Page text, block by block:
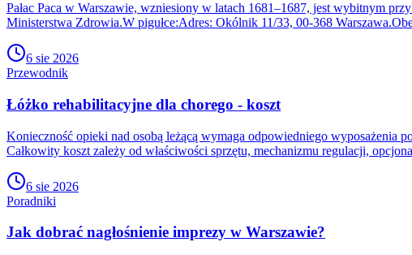
Pałac Paca w Warszawie, wzniesiony w latach 1681–1687, jest wybitnym
Ministerstwa Zdrowia.W pigułce:Adres: Okólnik 11/33, 00-368
6 sie 2026
Przewodnik
Łóżko rehabilitacyjne dla chorego - koszt
Konieczność opieki nad osobą leżącą wymaga odpowiedniego wyposażenia
Całkowity koszt zależy od właściwości sprzętu, mechanizmu regulacji,
6 sie 2026
Poradniki
Jak dobrać nagłośnienie imprezy w Warszawie?